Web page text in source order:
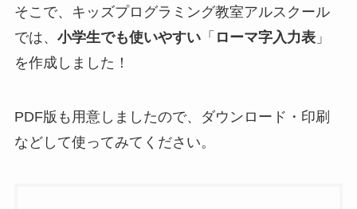
そこで、キッズプログラミング教室アルスクール
では、 小学生でも使いやすい「 ローマ字入力表」
を作成しました！
PDF版も用意しましたので、ダウンロード・印刷
などして使ってみてください。